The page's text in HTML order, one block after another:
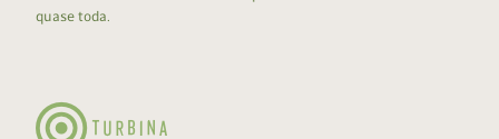
quase toda.